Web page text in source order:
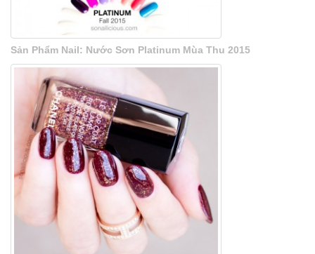
Sản Phẩm Nail: Nước Sơn Platinum Mùa Thu 2015